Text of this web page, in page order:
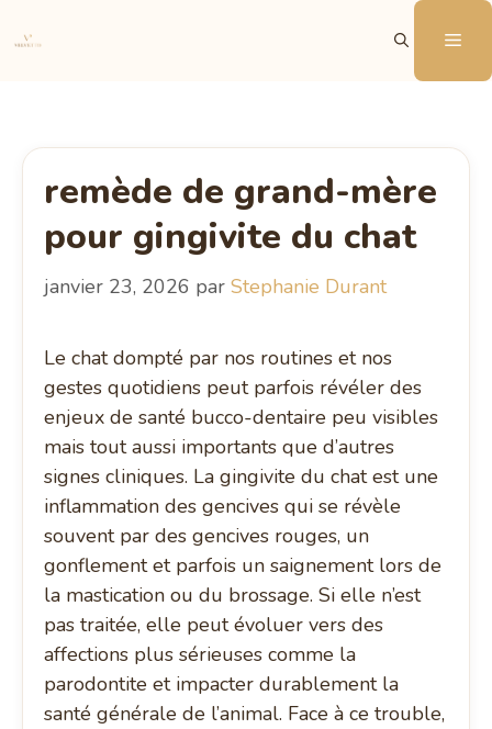
au
remède de grand-mère
pour gingivite du chat
janvier 23, 2026 parStephanie Durant
Le chat dompté par nos routines et nos
gestes quotidiens peut parfois révéler des
enjeux de santé bucco-dentaire peu visibles
mais tout aussi importants que d’autres
signes cliniques. La gingivite du chat est une
inflammation des gencives qui se révèle
souvent par des gencives rouges, un
gonflement et parfois un saignement lors de
la mastication ou du brossage. Si elle n’est
pas traitée, elle peut évoluer vers des
affections plus sérieuses comme la
parodontite et impacter durablement la
santé générale de l’animal. Face à ce trouble,